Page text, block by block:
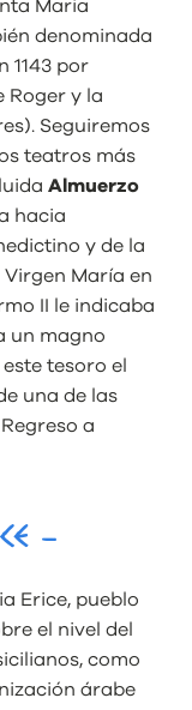
Maria
denominada
1143 por
Roger y la
Seguiremos
teatros más
Almuerzo
hacia
y de la
María en
II le indicaba
un magno
tesoro el
una de las
a
–
Erice, pueblo
el nivel del
como
árabe